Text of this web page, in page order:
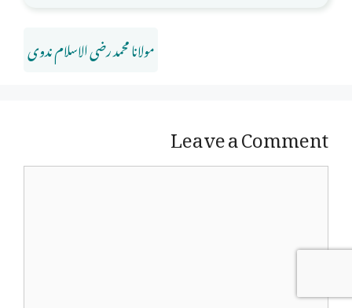
مولانا محمد رضی الاسلام ندوی
Leave a Comment